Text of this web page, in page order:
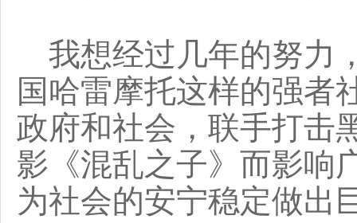
我想经过几年的努力
国哈雷摩托这样的强者
政府和社会，联手打击
影《混乱之子》而影响
为社会的安宁稳定做出